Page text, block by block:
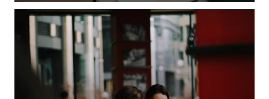
Strateginen
sparraus:
Tehokkaat
menetelmät
yrityksen